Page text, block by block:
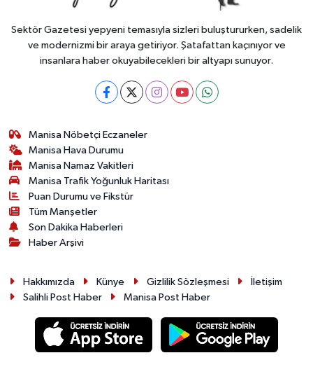
Sektör Gazetesi yepyeni temasıyla sizleri buluştururken, sadelik
ve modernizmi bir araya getiriyor. Şatafattan kaçınıyor ve
insanlara haber okuyabilecekleri bir altyapı sunuyor.
Manisa Nöbetçi Eczaneler
Manisa Hava Durumu
Manisa Namaz Vakitleri
Manisa Trafik Yoğunluk Haritası
Puan Durumu ve Fikstür
Tüm Manşetler
Son Dakika Haberleri
Haber Arşivi
Hakkımızda Künye Gizlilik Sözleşmesi
İletişim
Salihli Post Haber
Manisa Post Haber